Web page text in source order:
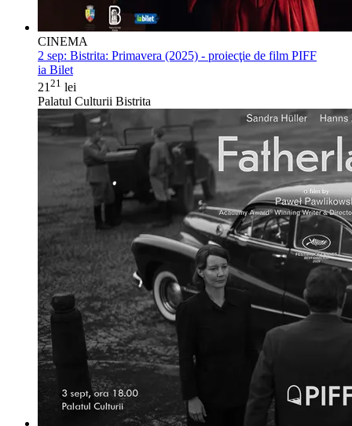
CINEMA
2 sep: Bistrita: Primavera (2025) - proiecţie de film PIFF
ia Bilet
21 21 lei
Palatul Culturii Bistrita